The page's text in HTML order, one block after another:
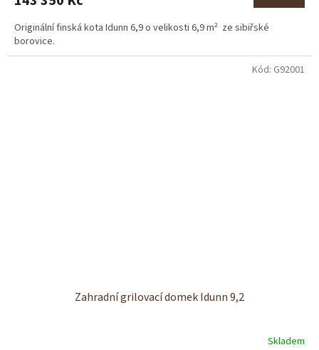
Originální finská kota Idunn 6,9 o velikosti 6,9 m² ze sibiřské
borovice.
Zahradní grilovací domek Idunn 9,2
Skladem
Kód: G92001